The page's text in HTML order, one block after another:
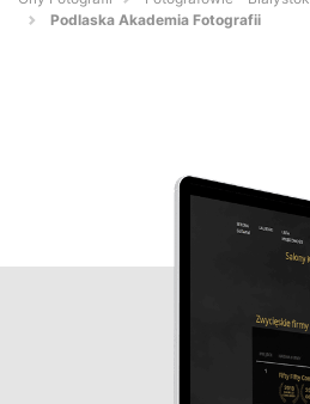
Podlaska Akademia Fotografii